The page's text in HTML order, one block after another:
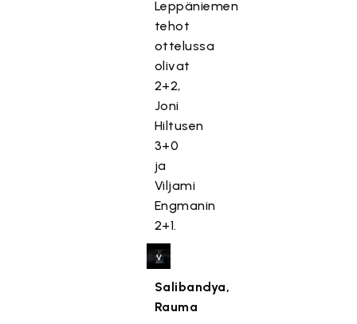
Leppäniemen
tehot
ottelussa
olivat
2+2,
Joni
Hiltusen
3+0
ja
Viljami
Engmanin
2+1.
t
t
y
,
k
o
s
k
a
s
v
a
t
Salibandya,
Rauma